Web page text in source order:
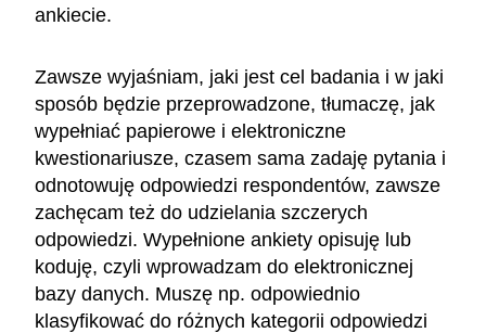
ankiecie.
Zawsze wyjaśniam, jaki jest cel badania i w jaki
sposób będzie przeprowadzone, tłumaczę, jak
wypełniać papierowe i elektroniczne
kwestionariusze, czasem sama zadaję pytania i
odnotowuję odpowiedzi respondentów, zawsze
zachęcam też do udzielania szczerych
odpowiedzi. Wypełnione ankiety opisuję lub
koduję, czyli wprowadzam do elektronicznej
bazy danych. Muszę np. odpowiednio
klasyfikować do różnych kategorii odpowiedzi